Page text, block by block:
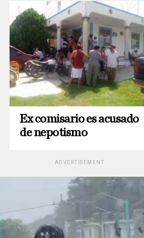
Ex comisario es acusado
de nepotismo
ADVERTISEMENT